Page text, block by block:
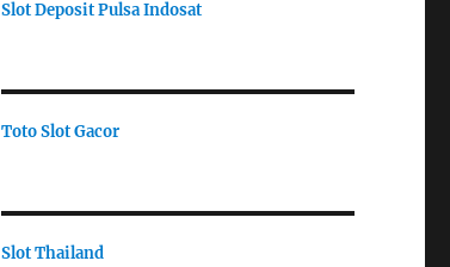
Slot Deposit Pulsa Indosat
Toto Slot Gacor
Slot Thailand